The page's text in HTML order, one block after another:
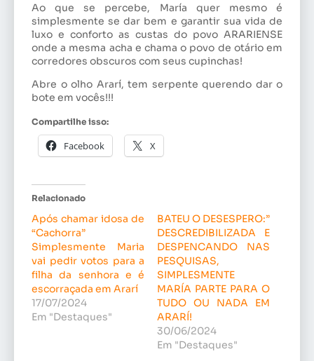
Ao que se percebe, María quer mesmo é
simplesmente se dar bem e garantir sua vida de
luxo e conforto as custas do povo ARARIENSE
onde a mesma acha e chama o povo de otário em
corredores obscuros com seus cupinchas!
Abre o olho Ararí, tem serpente querendo dar o
bote em vocês!!!
Compartilhe isso:
Facebook X
Relacionado
Após chamar idosa de
“Cachorra”
Simplesmente Maria
vai pedir votos para a
filha da senhora e é
escorraçada em Ararí
17/07/2024
Em "Destaques"
BATEU O DESESPERO:”
DESCREDIBILIZADA E
DESPENCANDO NAS
PESQUISAS,
SIMPLESMENTE
MARÍA PARTE PARA O
TUDO OU NADA EM
ARARÍ!
30/06/2024
Em "Destaques"